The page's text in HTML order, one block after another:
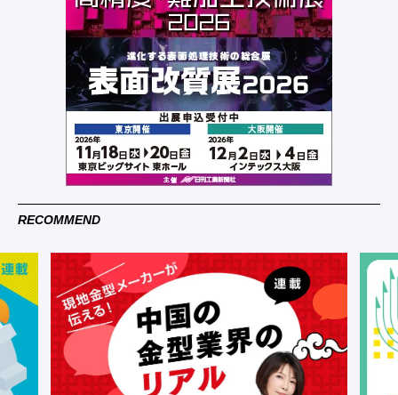
RECOMMEND